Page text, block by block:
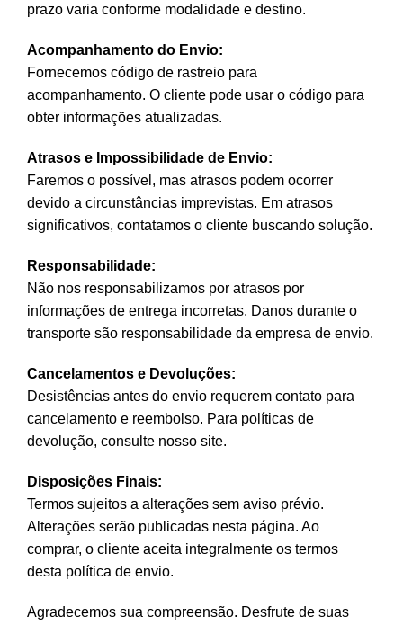
prazo varia conforme modalidade e destino.
Acompanhamento do Envio:
Fornecemos código de rastreio para
acompanhamento. O cliente pode usar o código para
obter informações atualizadas.
Atrasos e Impossibilidade de Envio:
Faremos o possível, mas atrasos podem ocorrer
devido a circunstâncias imprevistas. Em atrasos
significativos, contatamos o cliente buscando solução.
Responsabilidade:
Não nos responsabilizamos por atrasos por
informações de entrega incorretas. Danos durante o
transporte são responsabilidade da empresa de envio.
Cancelamentos e Devoluções:
Desistências antes do envio requerem contato para
cancelamento e reembolso. Para políticas de
devolução, consulte nosso site.
Disposições Finais:
Termos sujeitos a alterações sem aviso prévio.
Alterações serão publicadas nesta página. Ao
comprar, o cliente aceita integralmente os termos
desta política de envio.
Agradecemos sua compreensão. Desfrute de suas